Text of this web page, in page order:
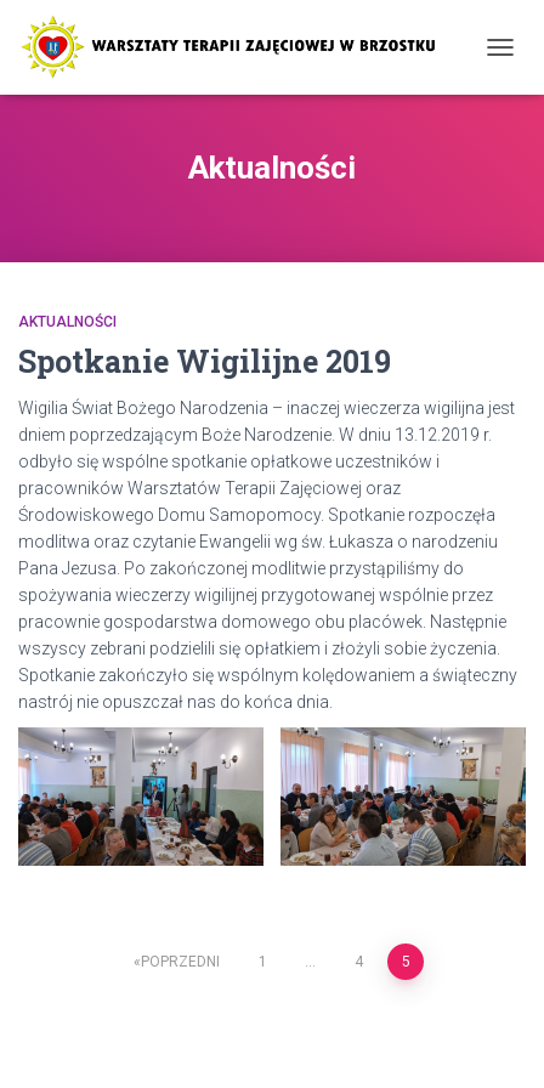
Aktualności
AKTUALNOŚCI
Spotkanie Wigilijne 2019
Wigilia Świat Bożego Narodzenia – inaczej wieczerza wigilijna jest
dniem poprzedzającym Boże Narodzenie. W dniu 13.12.2019 r.
odbyło się wspólne spotkanie opłatkowe uczestników i
pracowników Warsztatów Terapii Zajęciowej oraz
Środowiskowego Domu Samopomocy. Spotkanie rozpoczęła
modlitwa oraz czytanie Ewangelii wg św. Łukasza o narodzeniu
Pana Jezusa. Po zakończonej modlitwie przystąpiliśmy do
spożywania wieczerzy wigilijnej przygotowanej wspólnie przez
pracownie gospodarstwa domowego obu placówek. Następnie
wszyscy zebrani podzielili się opłatkiem i złożyli sobie życzenia.
Spotkanie zakończyło się wspólnym kolędowaniem a świąteczny
nastrój nie opuszczał nas do końca dnia.
Stronicowanie
POPRZEDNI 1 4 5